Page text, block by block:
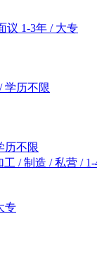
议 1-3年 / 大专
学历不限
历不限
工 / 制造 / 私营 / 1-
专